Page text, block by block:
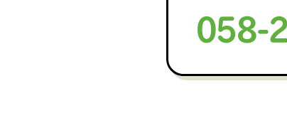
058-